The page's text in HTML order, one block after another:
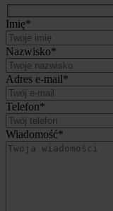
Imię*
Nazwisko*
Adres e-mail*
Telefon*
Wiadomość*